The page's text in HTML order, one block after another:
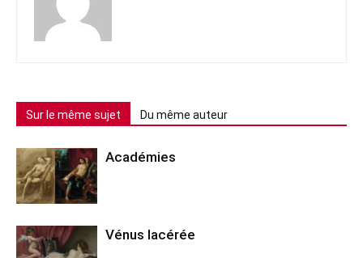
Sur le même sujet Du même auteur
Académies
Vénus lacérée